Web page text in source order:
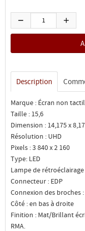
Description
Marque : Écran non
Taille : 15,6
Dimension : 14,175 x
Résolution : UHD
Pixels : 3 840 x 2 160
Type: LED
Lampe de rétroéclairage
Connecteur : EDP
Connexion des broches
Côté : en bas à droite
Finition : Mat/Brillant
RMA.